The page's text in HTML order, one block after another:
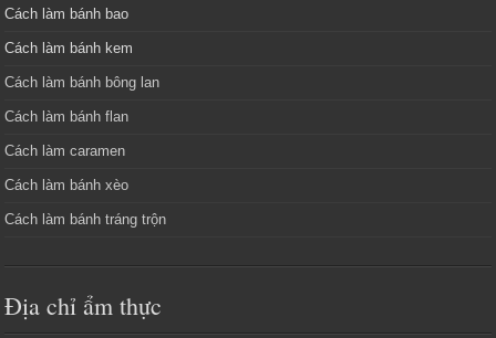
Cách làm bánh bao
Cách làm bánh kem
Cách làm bánh bông lan
Cách làm bánh flan
Cách làm caramen
Cách làm bánh xèo
Cách làm bánh tráng trộn
Địa chỉ ẩm thực